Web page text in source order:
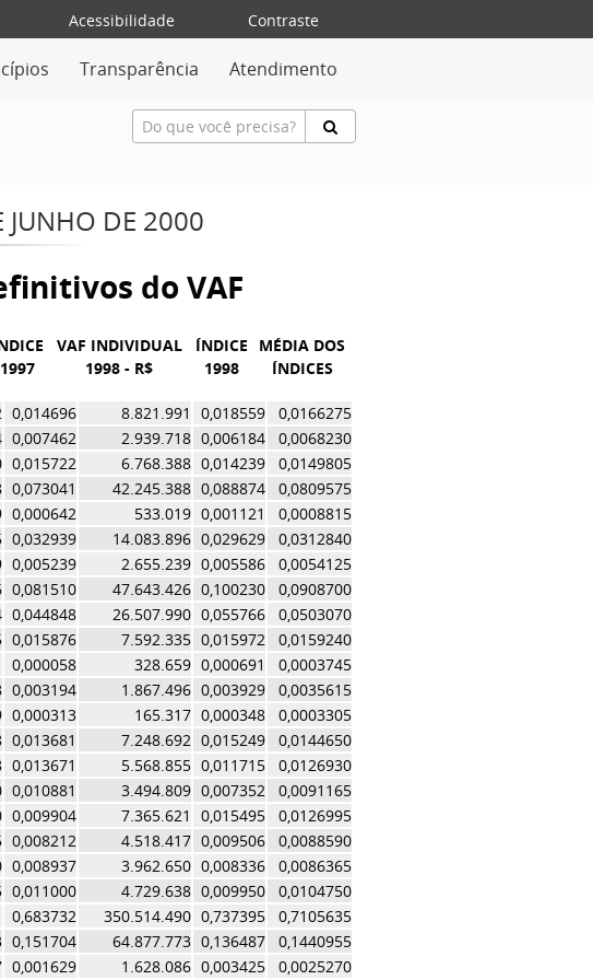
Acessibilidade
Contraste
Transparência Atendimento
JUNHO DE 2000
do VAF
1997
VAF INDIVIDUAL
1998 - R$
ÍNDICE
1998
MÉDIA DOS
ÍNDICES
0,014696 8.821.991 0,018559
0,0166275
0,007462 2.939.718 0,006184
0,0068230
0,015722 6.768.388 0,014239
0,0149805
0,073041 42.245.388 0,088874
0,0809575
0,000642 533.019 0,001121
0,0008815
0,032939 14.083.896 0,029629
0,0312840
0,005239 2.655.239 0,005586
0,0054125
0,081510 47.643.426 0,100230
0,0908700
0,044848 26.507.990 0,055766
0,0503070
0,015876 7.592.335 0,015972
0,0159240
0,000058 328.659 0,000691
0,0003745
0,003194 1.867.496 0,003929
0,0035615
0,000313 165.317 0,000348
0,0003305
0,013681 7.248.692 0,015249
0,0144650
0,013671 5.568.855 0,011715
0,0126930
0,010881 3.494.809 0,007352
0,0091165
0,009904 7.365.621 0,015495
0,0126995
0,008212 4.518.417 0,009506
0,0088590
0,008937 3.962.650 0,008336
0,0086365
0,011000 4.729.638 0,009950
0,0104750
0,683732 350.514.490 0,737395
0,7105635
0,151704 64.877.773 0,136487
0,1440955
0,001629 1.628.086 0,003425
0,0025270